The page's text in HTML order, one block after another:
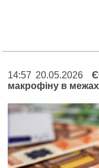
14:57 20.05.2026
макрофіну в